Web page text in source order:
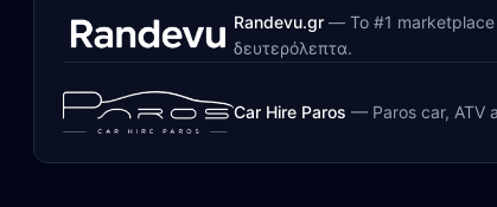
Randevu.gr — Το #1
δευτερόλεπτα.
Car Hire Paros — Paros car,